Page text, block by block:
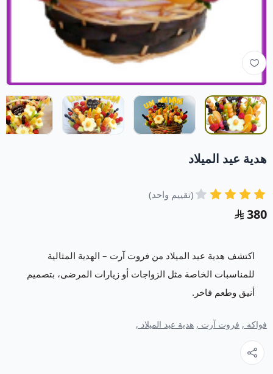
هدية عيد الميلاد
(تقييم واحد)
380
اكتشف هدية عيد الميلاد من فروت آرت – الهدية المثالية
للمناسبات الخاصة مثل الزواجات أو زيارات المرضى، بتصميم
أنيق وطعم فاخر.
فواكه , فروت آرت , هدية عيد الميلاد ,